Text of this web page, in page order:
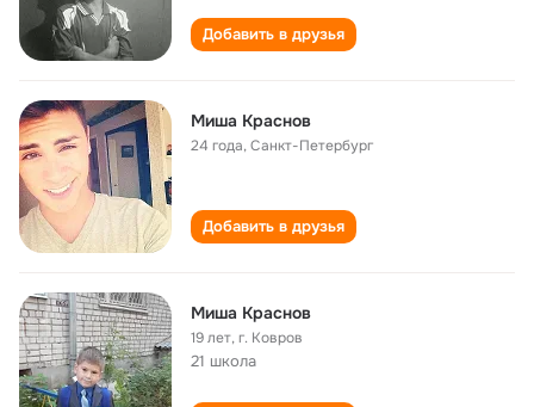
Добавить в друзья
Миша Краснов
24 года,Санкт-Петербург
Добавить в друзья
Миша Краснов
19 лет,г. Ковров
21 школа